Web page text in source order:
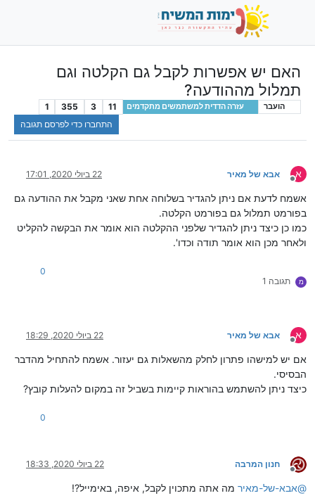
האם יש אפשרות לקבל גם הקלטה וגם
תמלול מההודעה?
הועבר עזרה הדדית למשתמשים מתקדמים 11
3
355
1
התחברו כדי לפרסם תגובה
א
מנותק
אבא של מאיר 22 ביולי 2020, 17:01
אשמח לדעת אם ניתן להגדיר בשלוחה אחת שאני מקבל את ההודעה גם
בפורמט תמלול גם בפורמט הקלטה.
כמו כן כיצד ניתן להגדיר שלפני ההקלטה הוא אומר את הבקשה להקליט
ולאחר מכן הוא אומר תודה וכדו'.
מ תגובה 1
0
א
מנותק
אבא של מאיר 22 ביולי 2020, 18:29
אם יש למישהו פתרון לחלק מהשאלות גם יעזור. אשמח להתחיל מהדבר
הבסיסי.
כיצד ניתן להשתמש בהוראות קיימות בשביל זה במקום להעלות קובץ?
0
מנותק
חנון המרבה 22 ביולי 2020, 18:33
@אבא-של-מאיר מה אתה מתכוין לקבל, איפה, באימייל?!